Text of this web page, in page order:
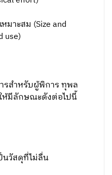
มาะสม (Size and
use)
รสำหรับผู้พิการ ทุพล
ห้มีลักษณะดังต่อไปนี้
นวัสดุที่ไม่ลื่น